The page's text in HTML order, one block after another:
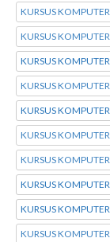
KURSUS
KURSUS
KURSUS
KURSUS
KURSUS
KURSUS
KURSUS
KURSUS
KURSUS
KURSUS